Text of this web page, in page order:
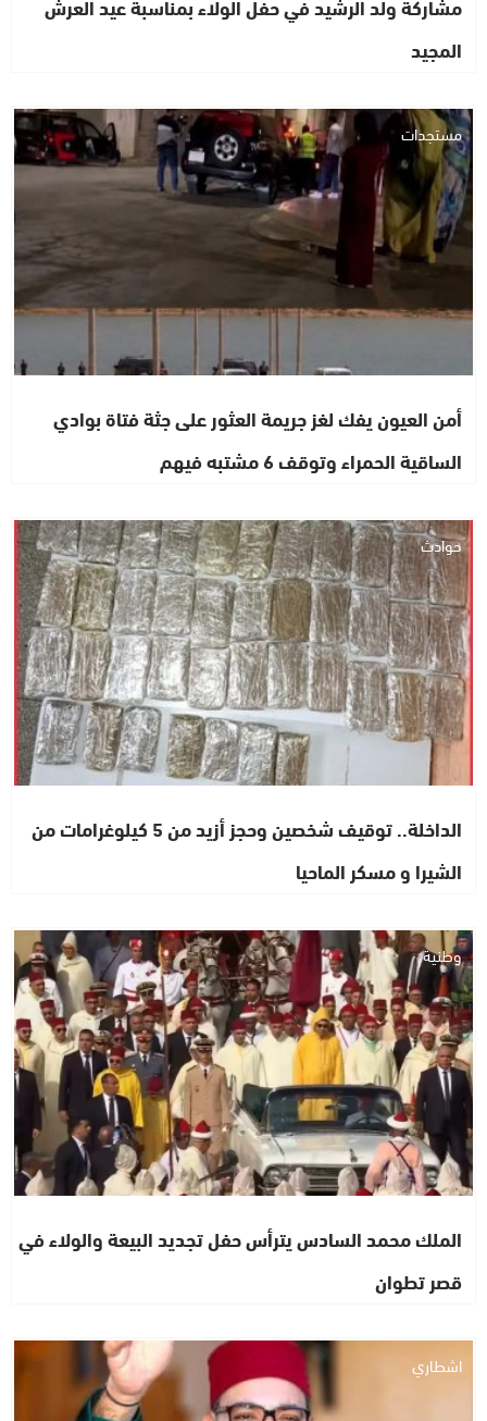
المجيد
مستجدات
أمن العيون يفك لغز جريمة العثور على جثة فتاة بوادي
الساقية الحمراء وتوقف 6 مشتبه فيهم
حوادث
الداخلة.. توقيف شخصين وحجز أزيد من 5 كيلوغرامات من
الشيرا و مسكر الماحيا
وطنية
الملك محمد السادس يترأس حفل تجديد البيعة والولاء في
قصر تطوان
اشطاري